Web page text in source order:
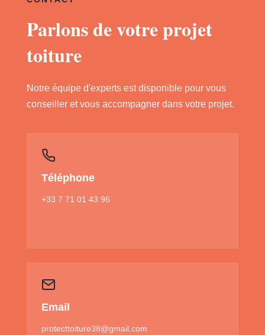
Parlons de votre projet
toiture
Notre équipe d'experts est disponible pour vous
conseiller et vous accompagner dans votre projet.
Téléphone
+33 7 71 01 43 96
Email
protecttoiture38@gmail.com